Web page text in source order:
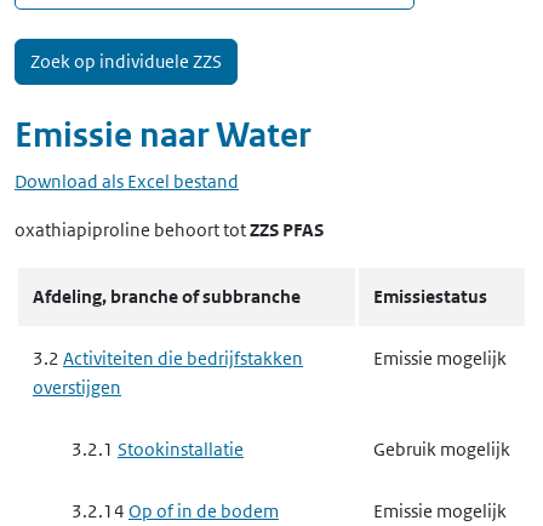
Emissie naarWater
Download als Excel bestand
oxathiapiproline behoort totZZS PFAS
Afdeling, branche of subbranche Emissiestatus
3.2 Activiteiten die bedrijfstakken
overstijgen
Emissie mogelijk
3.2.1 Stookinstallatie Gebruik mogelijk
3.2.14 Op of in de bodem
Emissie mogelijk